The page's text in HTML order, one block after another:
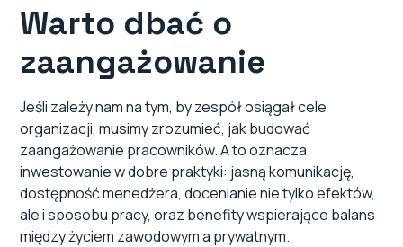
Warto dbać o
zaangażowanie
Jeśli zależy nam na tym, by zespół osiągał cele
organizacji, musimy zrozumieć, jak budować
zaangażowanie pracowników. A to oznacza
inwestowanie w dobre praktyki: jasną komunikację,
dostępność menedżera, docenianie nie tylko efektów,
ale i sposobu pracy, oraz benefity wspierające balans
między życiem zawodowym a prywatnym.